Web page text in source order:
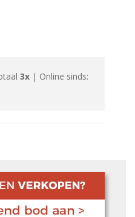
3x | Online sinds: